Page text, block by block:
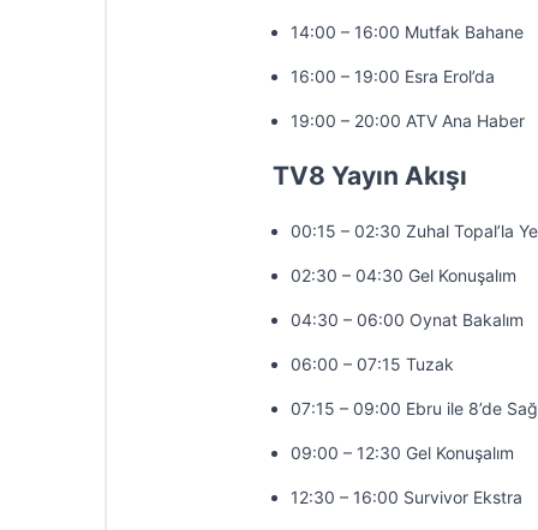
14:00 – 16:00 Mutfak Bahane
16:00 – 19:00 Esra Erol’da
19:00 – 20:00 ATV Ana Haber
TV8 Yayın Akışı
00:15 – 02:30 Zuhal Topal’la
02:30 – 04:30 Gel Konuşalım
04:30 – 06:00 Oynat Bakalım
06:00 – 07:15 Tuzak
07:15 – 09:00 Ebru ile 8’de
09:00 – 12:30 Gel Konuşalım
12:30 – 16:00 Survivor Ekstra